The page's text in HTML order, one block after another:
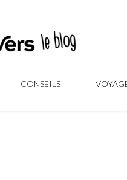
CONSEILS